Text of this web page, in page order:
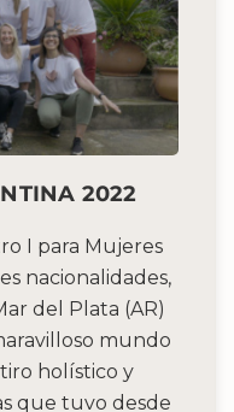
2022
I para Mujeres
nacionalidades,
del Plata (AR)
mundo
holístico y
que tuvo desde